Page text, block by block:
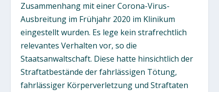
Zusammenhang mit einer Corona-Virus-
Ausbreitung im Frühjahr 2020 im Klinikum
eingestellt wurden. Es lege kein strafrechtlich
relevantes Verhalten vor, so die
Staatsanwaltschaft. Diese hatte hinsichtlich der
Straftatbestände der fahrlässigen Tötung,
fahrlässiger Körperverletzung und Straftaten